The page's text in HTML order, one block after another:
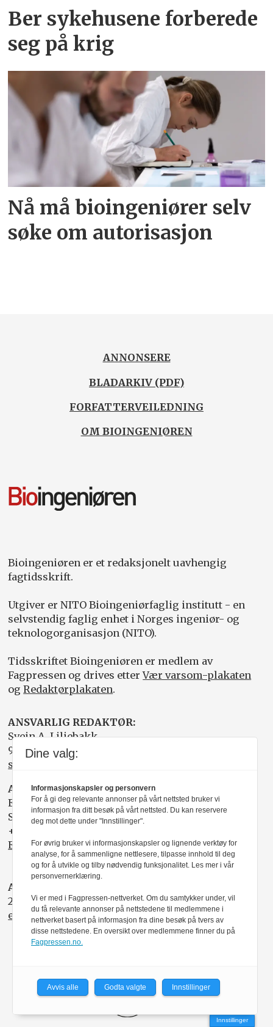
Ber sykehusene forberede
seg på krig
Nå må bioingeniører selv
søke om autorisasjon
ANNONSERE
BLADARKIV (PDF)
FORFATTERVEILEDNING
OM BIOINGENIØREN
Bioingeniøren er et redaksjonelt uavhengig
fagtidsskrift.
Utgiver er NITO Bioingeniørfaglig institutt - en
selvstendig faglig enhet i Norges ingeniør- og
teknologorganisasjon (NITO).
Tidsskriftet Bioingeniøren er medlem av
Fagpressen og drives etterVær varsom-plakaten
ogRedaktørplakaten.
ANSVARLIG REDAKTØR:
Svein A. Liljebakk
905 22 107
svein.a.liljebakk@nito.no
ANNONSESELGER:
Elisabeth R. Wåde
Salgsfabrikken
+47 919 03 208
Elisabeth@salgsfabrikken.no
ABONNEMENT:
22 05 35 00
epost@nito.no
Innstillinger
Dine valg:
Informasjonskapsler og personvern
For å gi deg relevante annonser på vårt nettsted bruker vi
informasjon fra ditt besøk på vårt nettsted. Du kan reservere
deg mot dette under "Innstillinger".
For øvrig bruker vi informasjonskapsler og lignende verktøy for
analyse, for å sammenligne nettlesere, tilpasse innhold til deg
og for å utvikle og tilby nødvendig funksjonalitet. Les mer i vår
personvernerklæring.
Vi er med i Fagpressen-nettverket. Om du samtykker under, vil
du få relevante annonser på nettstedene til medlemmene i
nettverket basert på informasjon fra dine besøk på tvers av
disse nettstedene. En oversikt over medlemmene finner du på
Fagpressen.no.
Avvis alle Godta valgte Innstillinger